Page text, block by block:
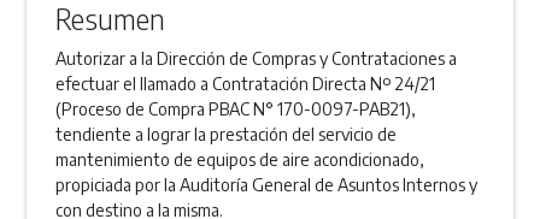
Resumen
Autorizar a la Dirección de Compras y Contrataciones a
efectuar el llamado a Contratación Directa Nº 24/21
(Proceso de Compra PBAC N° 170-0097-PAB21),
tendiente a lograr la prestación del servicio de
mantenimiento de equipos de aire acondicionado,
propiciada por la Auditoría General de Asuntos Internos y
con destino a la misma.